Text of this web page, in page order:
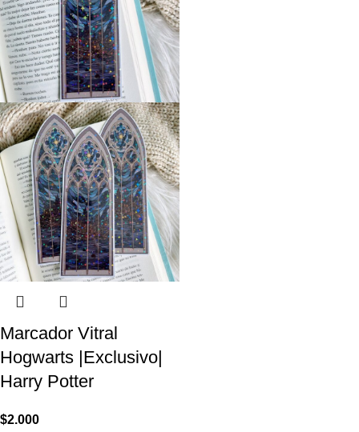
Marcador Vitral
Hogwarts |Exclusivo|
Harry Potter
$2.000